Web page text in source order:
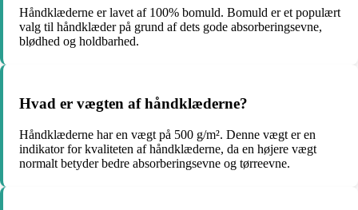
Håndklæderne er lavet af 100% bomuld. Bomuld er et populært
valg til håndklæder på grund af dets gode absorberingsevne,
blødhed og holdbarhed.
Hvad er vægten af håndklæderne?
Håndklæderne har en vægt på 500 g/m². Denne vægt er en
indikator for kvaliteten af håndklæderne, da en højere vægt
normalt betyder bedre absorberingsevne og tørreevne.